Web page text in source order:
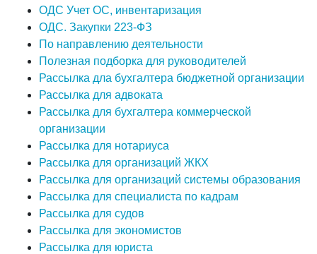
ОДС Учет ОС, инвентаризация
ОДС. Закупки 223-ФЗ
По направлению деятельности
Полезная подборка для руководителей
Рассылка дла бухгалтера бюджетной организации
Рассылка для адвоката
Рассылка для бухгалтера коммерческой
организации
Рассылка для нотариуса
Рассылка для организаций ЖКХ
Рассылка для организаций системы образования
Рассылка для специалиста по кадрам
Рассылка для судов
Рассылка для экономистов
Рассылка для юриста